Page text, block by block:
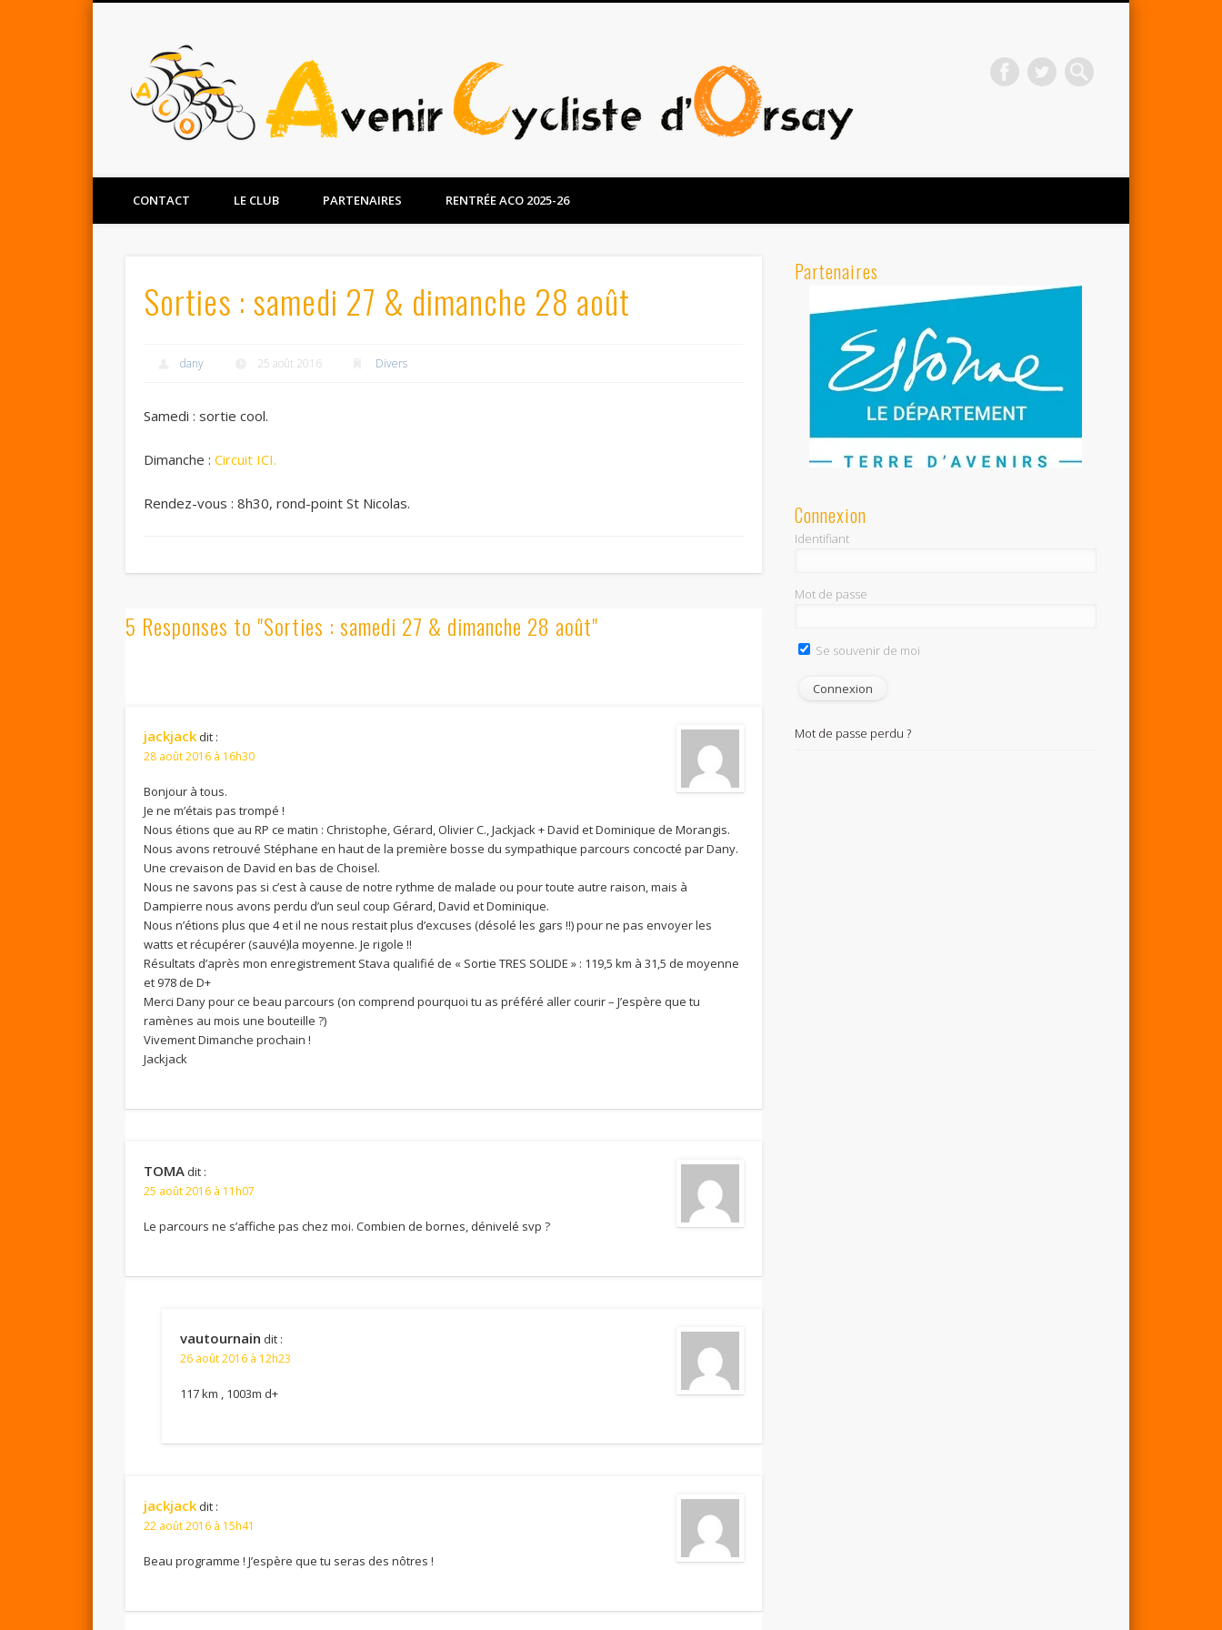
Avenir Cycliste d'Orsay
Twitter
CONTACT LE CLUB PARTENAIRES RENTRÉE ACO 2025-26
Sorties : samedi 27 & dimanche 28 août
dany 25 août 2016 Divers
Samedi : sortie cool.
Dimanche :Circuit ICI.
Rendez-vous : 8h30, rond-point St Nicolas.
5 Responses to "Sorties : samedi 27 & dimanche 28 août"
jackjack dit :
28 août 2016 à 16h30
Bonjour à tous.
Je ne m’étais pas trompé !
Nous étions que au RP ce matin : Christophe, Gérard, Olivier C., Jackjack + David et Dominique de Morangis.
Nous avons retrouvé Stéphane en haut de la première bosse du sympathique parcours concocté par Dany.
Une crevaison de David en bas de Choisel.
Nous ne savons pas si c’est à cause de notre rythme de malade ou pour toute autre raison, mais à
Dampierre nous avons perdu d’un seul coup Gérard, David et Dominique.
Nous n’étions plus que 4 et il ne nous restait plus d’excuses (désolé les gars !!) pour ne pas envoyer les
watts et récupérer (sauvé)la moyenne. Je rigole !!
Résultats d’après mon enregistrement Stava qualifié de « Sortie TRES SOLIDE » : 119,5 km à 31,5 de moyenne
et 978 de D+
Merci Dany pour ce beau parcours (on comprend pourquoi tu as préféré aller courir – J’espère que tu
ramènes au mois une bouteille ?)
Vivement Dimanche prochain !
Jackjack
TOMA dit :
25 août 2016 à 11h07
Le parcours ne s’affiche pas chez moi. Combien de bornes, dénivelé svp ?
vautournain dit :
26 août 2016 à 12h23
117 km , 1003m d+
jackjack dit :
22 août 2016 à 15h41
Beau programme ! J’espère que tu seras des nôtres !
Partenaires
Connexion
Identifiant
Mot de passe
Se souvenir de moi
Mot de passe perdu ?